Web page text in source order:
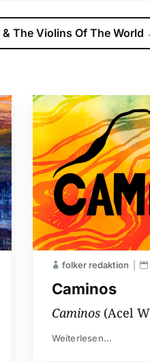
The Violins Of The World
Caminos
folker redaktion
Caminos(Acel
Weiterlesen...